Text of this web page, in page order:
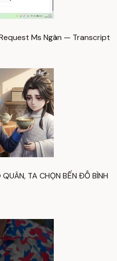
Ms Ngân — Transcript
TA CHỌN BẾN ĐỖ BÌNH